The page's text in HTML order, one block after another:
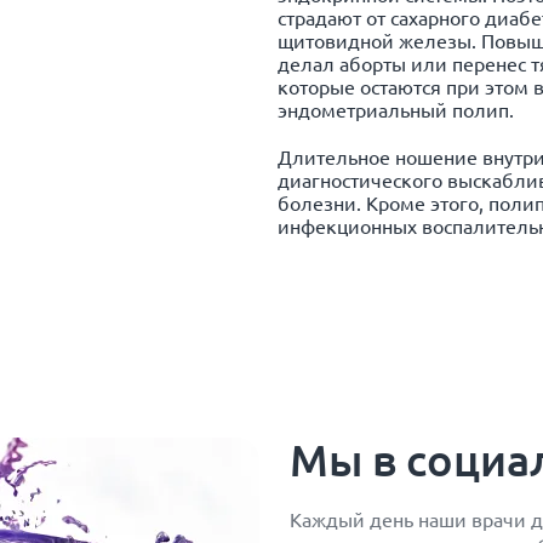
страдают от сахарного
щитовидной железы.
делал аборты или перенес
которые остаются при этом
эндометриальный полип.
Длительное ношение
диагностического
болезни. Кроме этого,
инфекционных
Мы в
Каждый день наши врачи